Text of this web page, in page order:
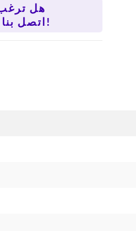
هل
اتصل بنا للحصول على سعر أفضل!